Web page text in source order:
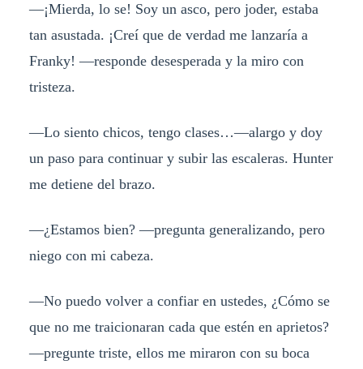
—¡Mierda, lo se! Soy un asco, pero joder, estaba
tan asustada. ¡Creí que de verdad me lanzaría a
Franky! —responde desesperada y la miro con
tristeza.
—Lo siento chicos, tengo clases…—alargo y doy
un paso para continuar y subir las escaleras. Hunter
me detiene del brazo.
—¿Estamos bien? —pregunta generalizando, pero
niego con mi cabeza.
—No puedo volver a confiar en ustedes, ¿Cómo se
que no me traicionaran cada que estén en aprietos?
—pregunte triste, ellos me miraron con su boca